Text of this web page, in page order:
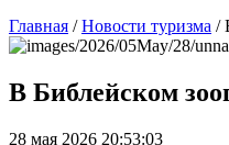
Главная /Новости туризма /
В Библейском
28 мая 2026 20:53:03